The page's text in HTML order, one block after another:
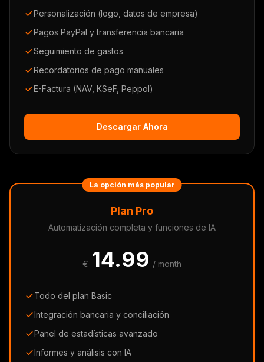
Personalización (logo, datos de empresa)
Pagos PayPal y transferencia bancaria
Seguimiento de gastos
Recordatorios de pago manuales
E-Factura (NAV, KSeF, Peppol)
Descargar Ahora
La opción más popular
Plan Pro
Automatización completa y funciones de IA
€ 14.99 / month
Todo del plan Basic
Integración bancaria y conciliación
Panel de estadísticas avanzado
Informes y análisis con IA